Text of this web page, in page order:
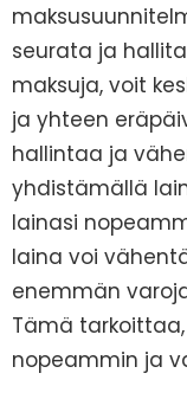
seurata ja
maksuja, voit
ja yhteen
hallintaa ja
yhdistämällä
lainasi
laina voi
enemmän
Tämä
nopeammin ja